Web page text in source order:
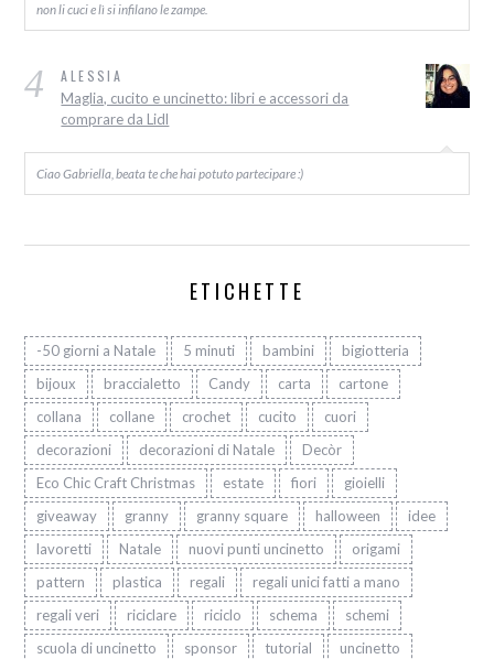
non li cuci e lì si infilano le zampe.
4 ALESSIA
Maglia, cucito e uncinetto: libri e accessori da
comprare da Lidl
Ciao Gabriella, beata te che hai potuto partecipare :)
ETICHETTE
-50 giorni a Natale 5 minuti bambini
bigiotteria
bijoux
braccialetto Candy carta
cartone
collana
collane crochet cucito
cuori
decorazioni
decorazioni di Natale
Decòr
Eco Chic Craft Christmas
estate fiori
gioielli
giveaway
granny granny square halloween
idee
lavoretti
Natale nuovi punti uncinetto
origami
pattern
plastica regali
regali unici fatti a mano
regali veri
riciclare riciclo schema
schemi
scuola di uncinetto
sponsor tutorial
uncinetto